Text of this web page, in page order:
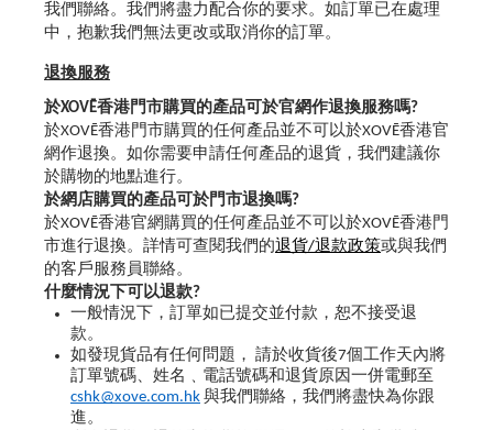
我們聯絡。我們將盡力配合你的要求。如訂單已在處理
中，抱歉我們無法更改或取消你的訂單。
退換服務
於XOVĒ香港門市購買的產品可於官網作退換服務嗎?
於XOVĒ香港門市購買的任何產品並不可以於XOVĒ香港官
網作退換。如你需要申請任何產品的退貨，我們建議你
於購物的地點進行。
於網店購買的產品可於門市退換嗎?
於XOVĒ香港官網購買的任何產品並不可以於XOVĒ香港門
市進行退換。詳情可查閱我們的退貨/退款政策或與我們
的客戶服務員聯絡。
什麼情況下可以退款?
一般情況下，訂單如已提交並付款，恕不接受退
款。
如發現貨品有任何問題， 請於收貨後7個工作天內將
訂單號碼、姓名﹑電話號碼和退貨原因一併電郵至
cshk@xove.com.hk 與我們聯絡，我們將盡快為你跟
進。